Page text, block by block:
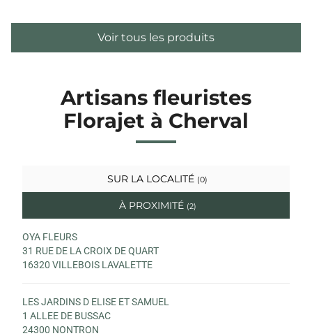
Voir tous les produits
Artisans fleuristes
Florajet à Cherval
SUR LA LOCALITÉ (0)
À PROXIMITÉ (2)
OYA FLEURS
31 RUE DE LA CROIX DE QUART
16320 VILLEBOIS LAVALETTE
LES JARDINS D ELISE ET SAMUEL
1 ALLEE DE BUSSAC
24300 NONTRON